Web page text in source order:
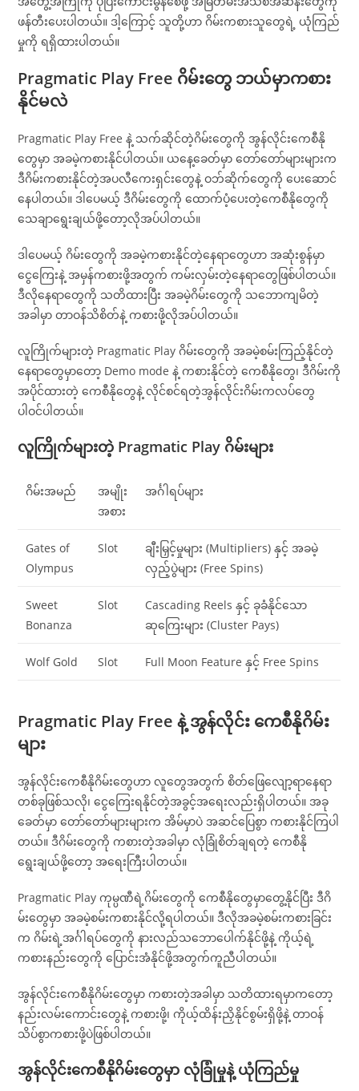
ဖန်တီးပေးပါတယ်။ ဒါ့ကြောင့် သူတို့ဟာ ဂိမ်းကစားသူတွေရဲ့ ယုံကြည်
မှုကို ရရှိထားပါတယ်။
Pragmatic Play Free ဂိမ်းတွေ ဘယ်မှာကစား
နိုင်မလဲ
Pragmatic Play Free နဲ့ သက်ဆိုင်တဲ့ဂိမ်းတွေကို အွန်လိုင်းကေစီနို
တွေမှာ အခမဲ့ကစားနိုင်ပါတယ်။ ယနေ့ခေတ်မှာ တော်တော်များများက
ဒီဂိမ်းကစားနိုင်တဲ့အပလီကေးရှင်းတွေနဲ့ ဝဘ်ဆိုက်တွေကို ပေးဆောင်
နေပါတယ်။ ဒါပေမယ့် ဒီဂိမ်းတွေကို ထောက်ပံ့ပေးတဲ့ကေစီနိုတွေကို
သေချာရွေးချယ်ဖို့တော့လိုအပ်ပါတယ်။
ဒါပေမယ့် ဂိမ်းတွေကို အခမဲ့ကစားနိုင်တဲ့နေရာတွေဟာ အဆုံးစွန်မှာ
ငွေကြေးနဲ့ အမှန်ကစားဖို့အတွက် ကမ်းလှမ်းတဲ့နေရာတွေဖြစ်ပါတယ်။
ဒီလိုနေရာတွေကို သတိထားပြီး အခမဲ့ဂိမ်းတွေကို သဘောကျမိတဲ့
အခါမှာ တာဝန်သိစိတ်နဲ့ ကစားဖို့လိုအပ်ပါတယ်။
လူကြိုက်များတဲ့ Pragmatic Play ဂိမ်းတွေကို အခမဲ့စမ်းကြည့်နိုင်တဲ့
နေရာတွေမှာတော့ Demo mode နဲ့ ကစားနိုင်တဲ့ ကေစီနိုတွေ၊ ဒီဂိမ်းကို
အပိုင်ထားတဲ့ ကေစီနိုတွေနဲ့ လိုင်စင်ရတဲ့အွန်လိုင်းဂိမ်းကလပ်တွေ
ပါဝင်ပါတယ်။
လူကြိုက်များတဲ့ Pragmatic Play ဂိမ်းများ
ဂိမ်းအမည်
အမျိုး
အစား
အင်္ဂါရပ်များ
Gates of
Olympus
Slot
ချီးမြှင့်မှုများ (Multipliers) နှင့် အခမဲ့
လှည့်ပွဲများ (Free Spins)
Sweet
Bonanza
Slot
Cascading Reels နှင့် ခုခံနိုင်သော
ဆုကြေးများ (Cluster Pays)
Wolf Gold Slot Full Moon Feature နှင့် Free Spins
Pragmatic Play Free နဲ့ အွန်လိုင်း ကေစီနိုဂိမ်း
များ
အွန်လိုင်းကေစီနိုဂိမ်းတွေဟာ လူတွေအတွက် စိတ်ဖြေလျော့ရာနေရာ
တစ်ခုဖြစ်သလို၊ ငွေကြေးရနိုင်တဲ့အခွင့်အရေးလည်းရှိပါတယ်။ အခု
ခေတ်မှာ တော်တော်များများက အိမ်မှာပဲ အဆင်ပြေစွာ ကစားနိုင်ကြပါ
တယ်။ ဒီဂိမ်းတွေကို ကစားတဲ့အခါမှာ လုံခြုံစိတ်ချရတဲ့ ကေစီနို
ရွေးချယ်ဖို့တော့ အရေးကြီးပါတယ်။
Pragmatic Play ကုမ္ပဏီရဲ့ဂိမ်းတွေကို ကေစီနိုတွေမှာတွေ့နိုင်ပြီး ဒီဂိ
မ်းတွေမှာ အခမဲ့စမ်းကစားနိုင်လို့ရပါတယ်။ ဒီလိုအခမဲ့စမ်းကစားခြင်း
က ဂိမ်းရဲ့အင်္ဂါရပ်တွေကို နားလည်သဘောပေါက်နိုင်ဖို့နဲ့ ကိုယ့်ရဲ့
ကစားနည်းတွေကို ပြောင်းအံနိုင်ဖို့အတွက်ကူညီပါတယ်။
အွန်လိုင်းကေစီနိုဂိမ်းတွေမှာ ကစားတဲ့အခါမှာ သတိထားရမှာကတော့
နည်းလမ်းကောင်းတွေနဲ့ ကစားဖို့၊ ကိုယ့်ထိန်းညှိနိုင်စွမ်းရှိဖို့နဲ့ တာဝန်
သိပ်စွာကစားဖို့ပဲဖြစ်ပါတယ်။
အွန်လိုင်းကေစီနိုဂိမ်းတွေမှာ လုံခြုံမှုနဲ့ ယုံကြည်မှု